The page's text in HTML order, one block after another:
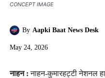
CONCEPT IMAGE
By Aapki Baat News Desk
May 24, 2026
नाहन : नाहन-कुमारहट्टी नेशनल